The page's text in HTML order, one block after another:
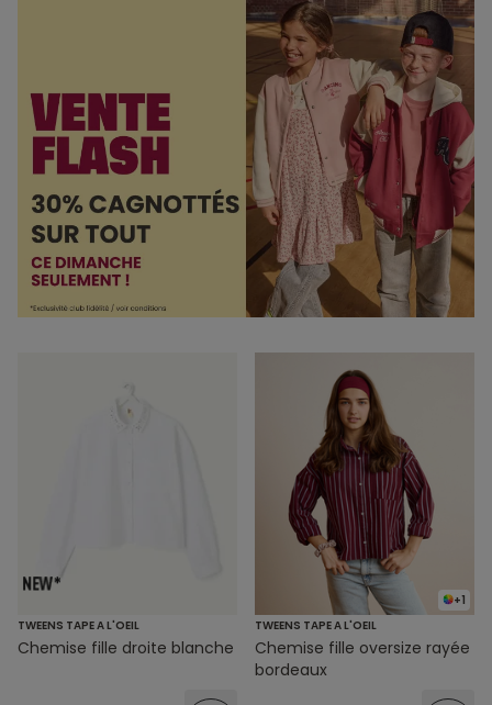
TWEENS TAPE A L'OEIL
Chemise fille droite blanche
+1
TWEENS TAPE A L'OEIL
Chemise fille oversize rayée
bordeaux